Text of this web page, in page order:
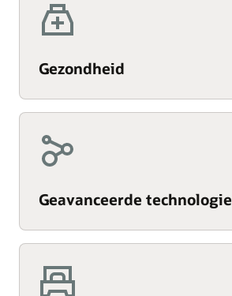
Gezondheid
Geavanceerde technologie